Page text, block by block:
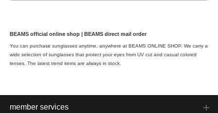
BEAMS official online shop | BEAMS direct mail order
You can purchase sunglasses anytime, anywhere at BEAMS ONLINE SHOP. We carry a
wide selection of sunglasses that protect your eyes from UV cut and casual colored
lenses. The latest trend items are always in stock.
member services